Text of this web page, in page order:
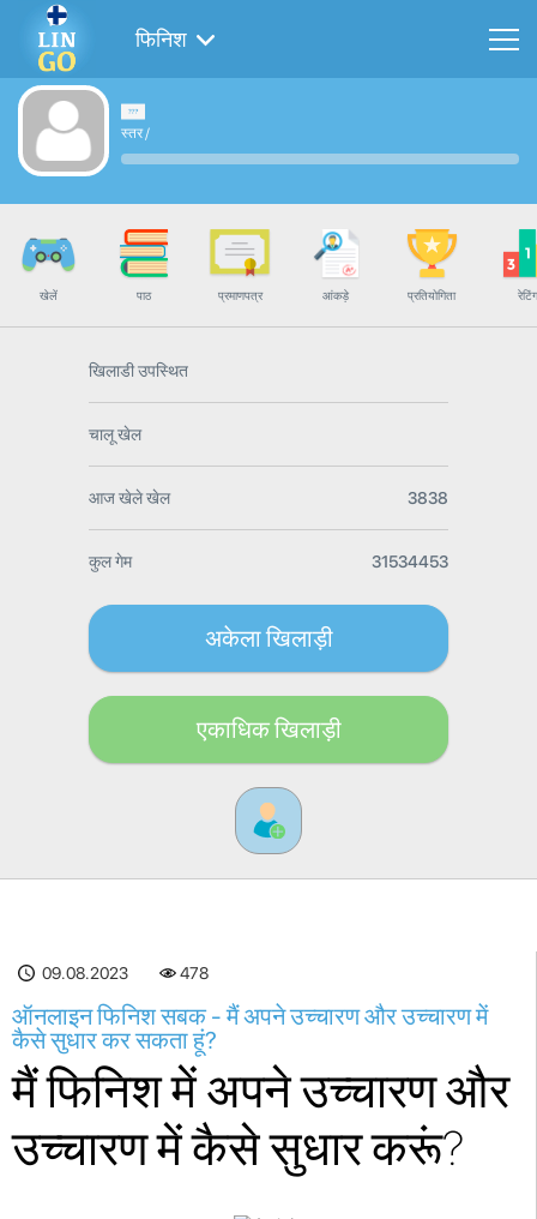
फिनिश
स्तर/
खेलें पाठ प्रमाणपत्र आंकड़े प्रतियोगिता रेटिंग
खिलाडी उपस्थित
चालू खेल
आज खेले खेल 3838
कुल गेम 31534453
अकेला खिलाड़ी
एकाधिक खिलाड़ी
09.08.2023 479
ऑनलाइन फिनिश सबक - मैं अपने उच्चारण और उच्चारण में
कैसे सुधार कर सकता हूं?
मैं फिनिश में अपने उच्चारण और
उच्चारण में कैसे सुधार करूं?